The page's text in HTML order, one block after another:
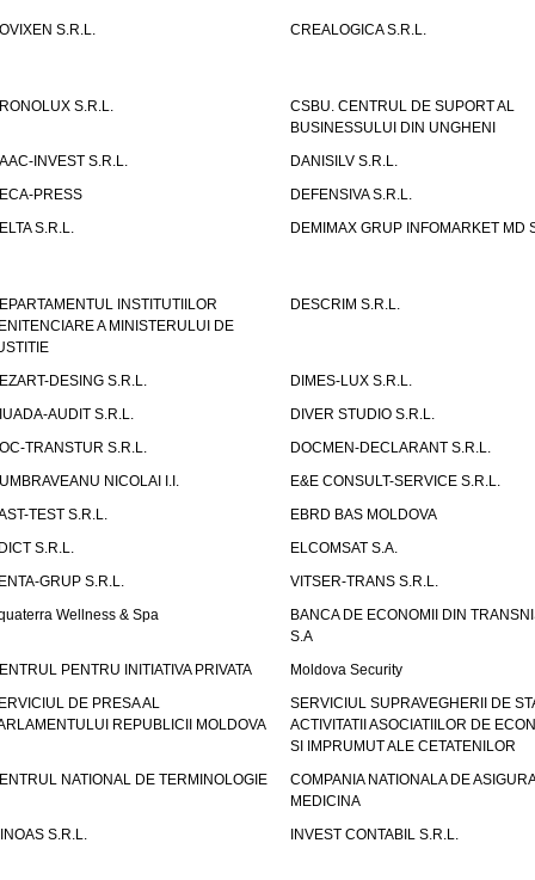
S.R.L. CREALOGICA S.R.L.
S.R.L.
CSBU. CENTRUL DE SUPORT AL
BUSINESSULUI DIN UNGHENI
INVEST S.R.L.
DANISILV S.R.L.
PRESS
DEFENSIVA S.R.L.
S.R.L.
DEMIMAX GRUP INFOMARKET MD
INSTITUTIILOR
A MINISTERULUI DE
DESCRIM S.R.L.
DESING S.R.L.
DIMES-LUX S.R.L.
AUDIT S.R.L.
DIVER STUDIO S.R.L.
TRANSTUR S.R.L.
DOCMEN-DECLARANT S.R.L.
NICOLAI I.I.
E&E CONSULT-SERVICE S.R.L.
TEST S.R.L.
EBRD BAS MOLDOVA
S.R.L.
ELCOMSAT S.A.
GRUP S.R.L.
VITSER-TRANS S.R.L.
Wellness & Spa
BANCA DE ECONOMII DIN
S.A
PENTRU INITIATIVA PRIVATA
Moldova Security
DE PRESA AL
REPUBLICII MOLDOVA
SERVICIUL SUPRAVEGHERII DE
ACTIVITATII ASOCIATIILOR DE
SI IMPRUMUT ALE CETATENILOR
NATIONAL DE TERMINOLOGIE
COMPANIA NATIONALA DE
MEDICINA
S.R.L.
INVEST CONTABIL S.R.L.